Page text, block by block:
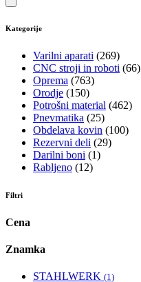
Kategorije
Varilni aparati (269)
CNC stroji in roboti (66)
Oprema (763)
Orodje (150)
Potrošni material (462)
Pnevmatika (25)
Obdelava kovin (100)
Rezervni deli (29)
Darilni boni (1)
Rabljeno (12)
Filtri
Cena
Znamka
STAHLWERK (1)